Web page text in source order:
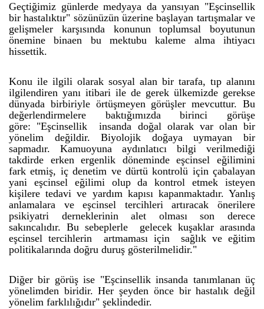
Geçtiğimiz günlerde medyaya da yansıyan "Eşcinsellik
bir hastalıktır" sözünüzün üzerine başlayan tartışmalar ve
gelişmeler karşısında konunun toplumsal boyutunun
önemine binaen bu mektubu kaleme alma ihtiyacı
hissettik.
Konu ile ilgili olarak sosyal alan bir tarafa, tıp alanını
ilgilendiren yanı itibari ile de gerek ülkemizde gerekse
dünyada birbiriyle örtüşmeyen görüşler mevcuttur. Bu
değerlendirmelere baktığımızda birinci görüşe
göre: "Eşcinsellik insanda doğal olarak var olan bir
yönelim değildir. Biyolojik doğaya uymayan bir
sapmadır. Kamuoyuna aydınlatıcı bilgi verilmediği
takdirde erken ergenlik döneminde eşcinsel eğilimini
fark etmiş, iç denetim ve dürtü kontrolü için çabalayan
yani eşcinsel eğilimi olup da kontrol etmek isteyen
kişilere tedavi ve yardım kapısı kapanmaktadır. Yanlış
anlamalara ve eşcinsel tercihleri artıracak önerilere
psikiyatri derneklerinin alet olması son derece
sakıncalıdır. Bu sebeplerle gelecek kuşaklar arasında
eşcinsel tercihlerin artmaması için sağlık ve eğitim
politikalarında doğru duruş gösterilmelidir."
Diğer bir görüş ise "Eşcinsellik insanda tanımlanan üç
yönelimden biridir. Her şeyden önce bir hastalık değil
yönelim farklılığıdır" şeklindedir.